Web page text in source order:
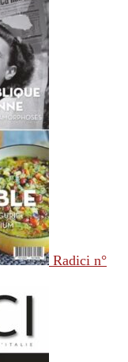
Radici n°